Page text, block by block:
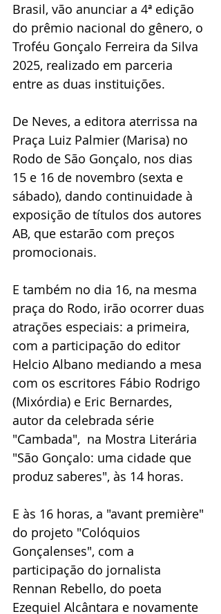
Brasil, vão anunciar a 4ª edição
do prêmio nacional do gênero, o
Troféu Gonçalo Ferreira da Silva
2025, realizado em parceria
entre as duas instituições.
De Neves, a editora aterrissa na
Praça Luiz Palmier (Marisa) no
Rodo de São Gonçalo, nos dias
15 e 16 de novembro (sexta e
sábado), dando continuidade à
exposição de títulos dos autores
AB, que estarão com preços
promocionais.
E também no dia 16, na mesma
praça do Rodo, irão ocorrer duas
atrações especiais: a primeira,
com a participação do editor
Helcio Albano mediando a mesa
com os escritores Fábio Rodrigo
(Mixórdia) e Eric Bernardes,
autor da celebrada série
"Cambada",  na Mostra Literária
"São Gonçalo: uma cidade que
produz saberes", às 14 horas.
E às 16 horas, a "avant première"
do projeto "Colóquios
Gonçalenses", com a
participação do jornalista
Rennan Rebello, do poeta
Ezequiel Alcântara e novamente